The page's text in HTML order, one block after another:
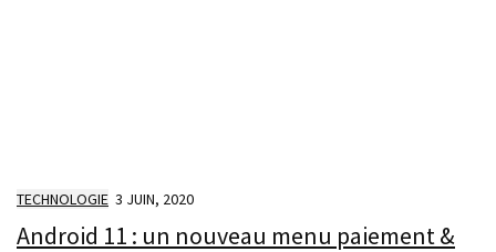
TECHNOLOGIE 3 JUIN, 2020
Android 11 : un nouveau menu paiement &